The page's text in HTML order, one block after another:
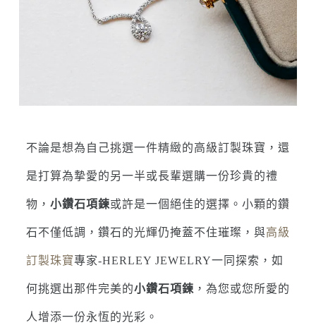
不論是想為自己挑選一件精緻的高級訂製珠寶，還
是打算為摯愛的另一半或長輩選購一份珍貴的禮
物， 小鑽石項鍊或許是一個絕佳的選擇。小顆的鑽
石不僅低調，鑽石的光輝仍掩蓋不住璀璨，與高級
訂製珠寶專家-HERLEY JEWELRY一同探索，如
何挑選出那件完美的小鑽石項鍊 ，為您或您所愛的
人增添一份永恆的光彩。